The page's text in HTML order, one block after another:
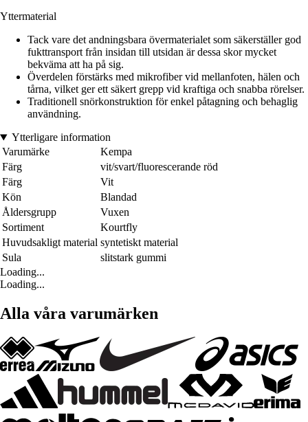
Yttermaterial
Tack vare det andningsbara övermaterialet som säkerställer god
fukttransport från insidan till utsidan är dessa skor mycket
bekväma att ha på sig.
Överdelen förstärks med mikrofiber vid mellanfoten, hälen och
tårna, vilket ger ett säkert grepp vid kraftiga och snabba rörelser.
Traditionell snörkonstruktion för enkel påtagning och behaglig
användning.
Ytterligare information
Varumärke
Kempa
Färg
vit/svart/fluorescerande röd
Färg
Vit
Kön
Blandad
Åldersgrupp
Vuxen
Sortiment
Kourtfly
Huvudsakligt material syntetiskt material
Sula
slitstark gummi
Loading...
Loading...
Alla våra varumärken